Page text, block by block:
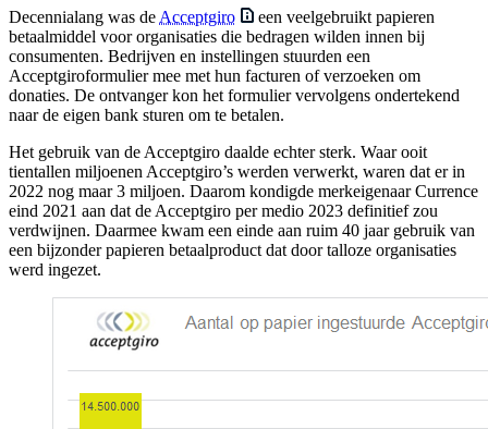
Decennialang was de Acceptgiro
een veelgebruikt papieren
betaalmiddel voor organisaties die bedragen wilden innen bij
consumenten. Bedrijven en instellingen stuurden een
Acceptgiroformulier mee met hun facturen of verzoeken om
donaties. De ontvanger kon het formulier vervolgens ondertekend
naar de eigen bank sturen om te betalen.
Het gebruik van de Acceptgiro daalde echter sterk. Waar ooit
tientallen miljoenen Acceptgiro’s werden verwerkt, waren dat er in
2022 nog maar 3 miljoen. Daarom kondigde merkeigenaar Currence
eind 2021 aan dat de Acceptgiro per medio 2023 definitief zou
verdwijnen. Daarmee kwam een einde aan ruim 40 jaar gebruik van
een bijzonder papieren betaalproduct dat door talloze organisaties
werd ingezet.